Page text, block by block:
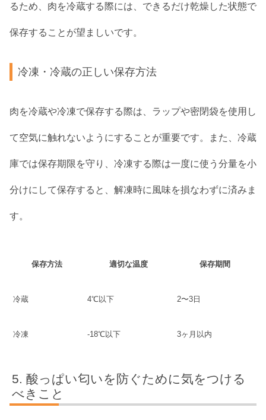
るため、肉を冷蔵する際には、できるだけ乾燥した状態で
保存することが望ましいです。
冷凍・冷蔵の正しい保存方法
肉を冷蔵や冷凍で保存する際は、ラップや密閉袋を使用し
て空気に触れないようにすることが重要です。また、冷蔵
庫では保存期限を守り、冷凍する際は一度に使う分量を小
分けにして保存すると、解凍時に風味を損なわずに済みま
す。
保存方法 適切な温度 保存期間
冷蔵 4℃以下 2〜3日
冷凍 -18℃以下 3ヶ月以内
酸っぱい匂いを防ぐために気をつける
べきこと